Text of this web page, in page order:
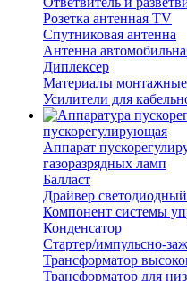
Розетка антенная TV
Спутниковая антенна
Антенна
Диплексер
Материалы
Усилители для
пускорегулирующая
Аппарат
газоразрядных ламп
Балласт
Драйвер светодиодный
Компонент системы
Конденсатор
Стартер/импульсно-
Трансформатор
Трансформатор для